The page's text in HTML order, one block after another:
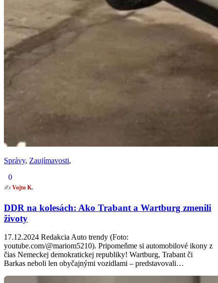
Správy, Zaujímavosti,
0
✍️ Vojto K.
DDR na kolesách: Ako Trabant a Wartburg zmenili
životy
17.12.2024 Redakcia Auto trendy (Foto:
youtube.com/@mariom5210). Pripomeňme si automobilové ikony z
čias Nemeckej demokratickej republiky! Wartburg, Trabant či
Barkas neboli len obyčajnými vozidlami – predstavovali…